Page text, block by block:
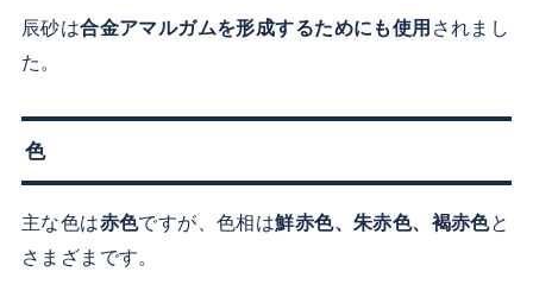
辰砂は合金アマルガムを形成するためにも使用 されまし
た。
色
主な色は赤色ですが、色相は鮮赤色、朱赤色、褐赤色と
さまざまです。